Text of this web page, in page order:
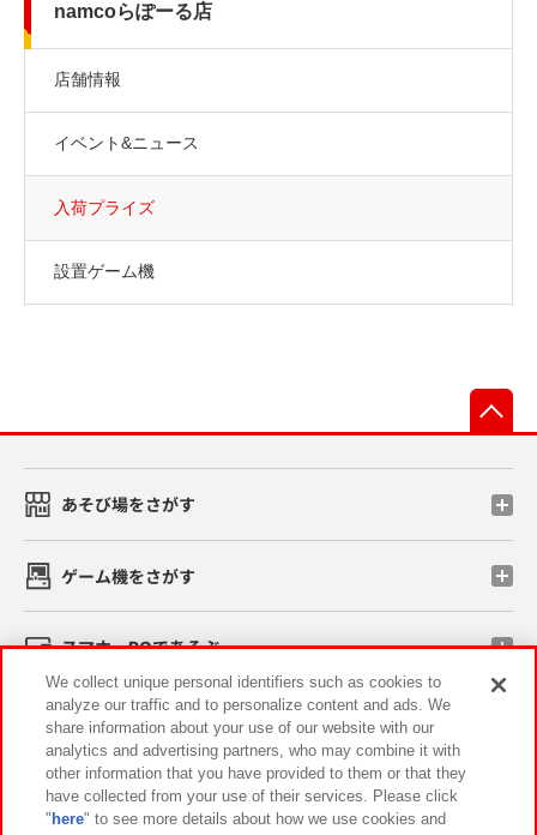
namcoらぽーる店
店舗情報
イベント&ニュース
入荷プライズ
設置ゲーム機
あそび場をさがす
ゲーム機をさがす
スマホ・PCであそぶ
イベント・キャンペーン
We collect unique personal identifiers such as cookies to
analyze our traffic and to personalize content and ads. We
share information about your use of our website with our
analytics and advertising partners, who may combine it with
other information that you have provided to them or that they
have collected from your use of their services. Please click
" here" to see more details about how we use cookies and